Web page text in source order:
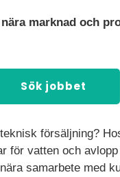
marknad och
Sök jobbet
försäljning?
för vatten och
samarbete med